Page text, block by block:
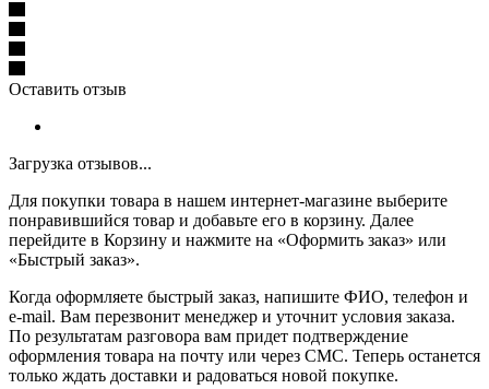
Оставить отзыв
Загрузка отзывов...
Для покупки товара в нашем интернет-магазине выберите
понравившийся товар и добавьте его в корзину. Далее
перейдите в Корзину и нажмите на «Оформить заказ» или
«Быстрый заказ».
Когда оформляете быстрый заказ, напишите ФИО, телефон и
e-mail. Вам перезвонит менеджер и уточнит условия заказа.
По результатам разговора вам придет подтверждение
оформления товара на почту или через СМС. Теперь останется
только ждать доставки и радоваться новой покупке.